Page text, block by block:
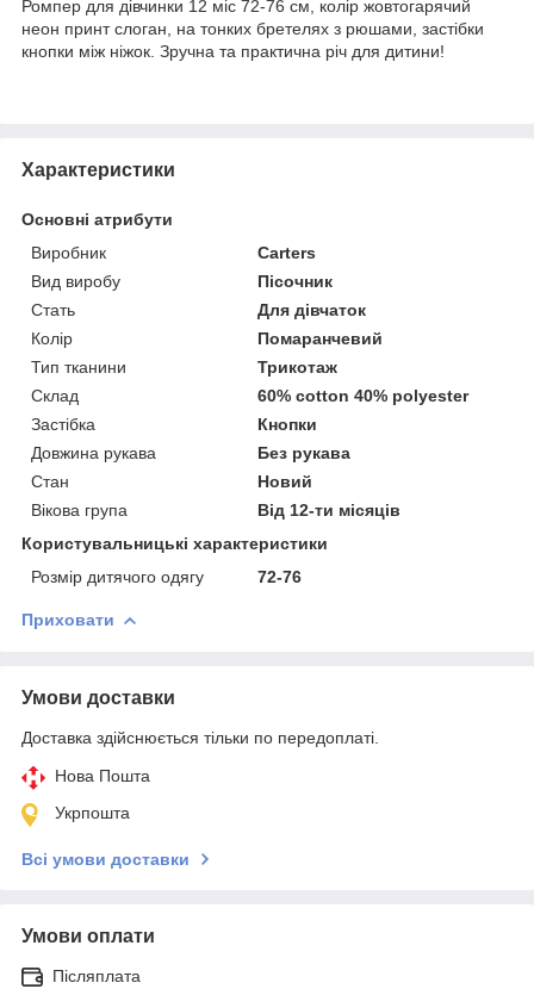
Ромпер для дівчинки 12 міс 72-76 см, колір жовтогарячий
неон принт слоган, на тонких бретелях з рюшами, застібки
кнопки між ніжок. Зручна та практична річ для дитини!
Характеристики
Основні атрибути
Виробник
Carters
Вид виробу
Пісочник
Стать
Для дівчаток
Колір
Помаранчевий
Тип тканини
Трикотаж
Склад
60% cotton 40% polyester
Застібка
Кнопки
Довжина рукава
Без рукава
Стан
Новий
Вікова група
Від 12-ти місяців
Користувальницькі характеристики
Розмір дитячого одягу
72-76
Приховати
Умови доставки
Доставка здійснюється тільки по передоплаті.
Нова Пошта
Укрпошта
Всі умови доставки
Умови оплати
Післяплата